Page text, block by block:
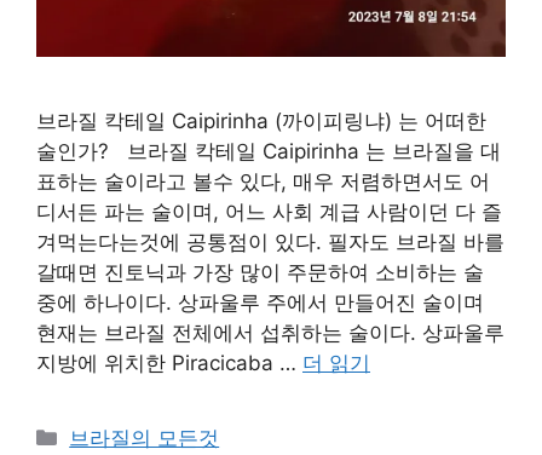
브라질 칵테일 Caipirinha (까이피링냐) 는 어떠한
술인가? 브라질 칵테일 Caipirinha 는 브라질을 대
표하는 술이라고 볼수 있다, 매우 저렴하면서도 어
디서든 파는 술이며, 어느 사회 계급 사람이던 다 즐
겨먹는다는것에 공통점이 있다. 필자도 브라질 바를
갈때면 진토닉과 가장 많이 주문하여 소비하는 술
중에 하나이다. 상파울루 주에서 만들어진 술이며
현재는 브라질 전체에서 섭취하는 술이다. 상파울루
지방에 위치한 Piracicaba … 더 읽기
카
브라질의 모든것